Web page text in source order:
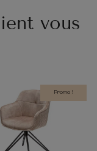
vous
Promo !